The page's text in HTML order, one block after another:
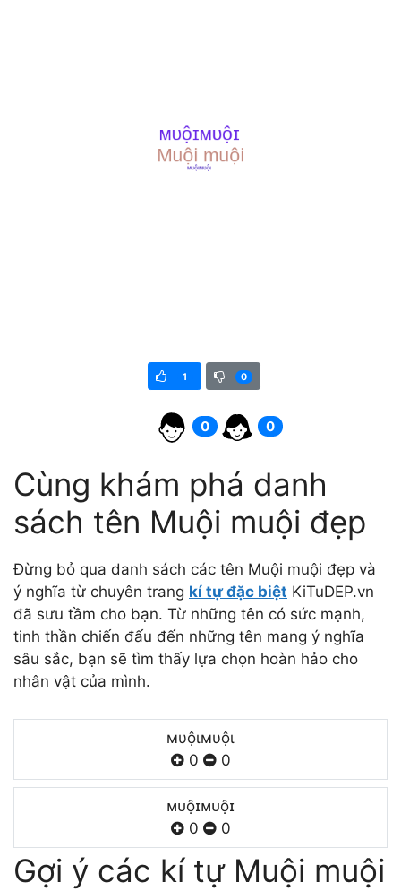
1 0
0 0
Cùng khám phá danh
sách tên Muội muội đẹp
Đừng bỏ qua danh sách các tên Muội muội đẹp và
ý nghĩa từ chuyên trang kí tự đặc biệt KiTuDEP.vn
đã sưu tầm cho bạn. Từ những tên có sức mạnh,
tinh thần chiến đấu đến những tên mang ý nghĩa
sâu sắc, bạn sẽ tìm thấy lựa chọn hoàn hảo cho
nhân vật của mình.
мυộιмυộι
0
0
ᴍᴜộɪᴍᴜộɪ
0
0
Gợi ý các kí tự Muội muội